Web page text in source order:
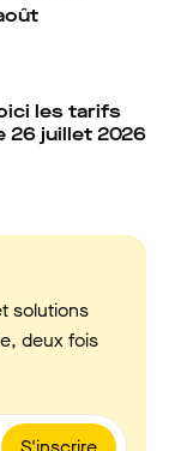
les tarifs
26 juillet 2026
solutions
deux fois